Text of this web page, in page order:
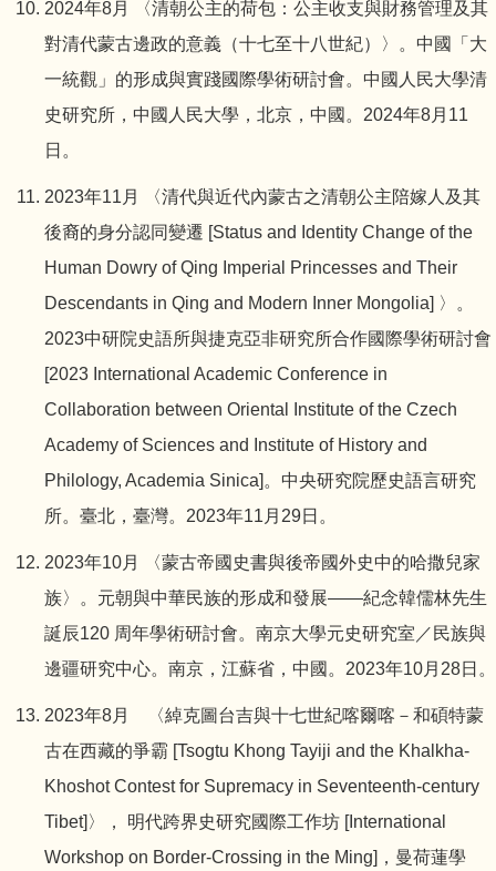
2024年8月 〈清朝公主的荷包：公主收支與財務管理及其
對清代蒙古邊政的意義（十七至十八世紀）〉。中國「大
一統觀」的形成與實踐國際學術研討會。中國人民大學清
史研究所，中國人民大學，北京，中國。2024年8月11
日。
2023年11月 〈清代與近代內蒙古之清朝公主陪嫁人及其
後裔的身分認同變遷 [Status and Identity Change of the
Human Dowry of Qing Imperial Princesses and Their
Descendants in Qing and Modern Inner Mongolia] 〉。
2023中研院史語所與捷克亞非研究所合作國際學術研討會
[2023 International Academic Conference in
Collaboration between Oriental Institute of the Czech
Academy of Sciences and Institute of History and
Philology, Academia Sinica]。中央研究院歷史語言研究
所。臺北，臺灣。2023年11月29日。
2023年10月 〈蒙古帝國史書與後帝國外史中的哈撒兒家
族〉。元朝與中華民族的形成和發展——紀念韓儒林先生
誕辰120 周年學術研討會。南京大學元史研究室／民族與
邊疆研究中心。南京，江蘇省，中國。2023年10月28日。
2023年8月 〈綽克圖台吉與十七世紀喀爾喀－和碩特蒙
古在西藏的爭霸 [Tsogtu Khong Tayiji and the Khalkha-
Khoshot Contest for Supremacy in Seventeenth-century
Tibet]〉， 明代跨界史研究國際工作坊 [International
Workshop on Border-Crossing in the Ming]，曼荷蓮學